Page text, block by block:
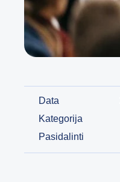
Data
Kategorija
Pasidalinti